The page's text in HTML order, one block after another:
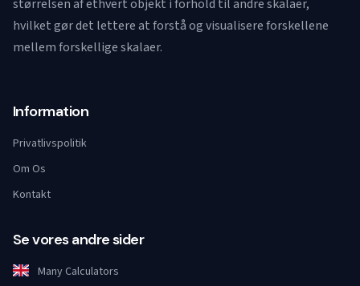
størrelsen af ethvert objekt i forhold til andre skalaer,
hvilket gør det lettere at forstå og visualisere forskellene
mellem forskellige skalaer.
Information
Privatlivspolitik
Om Os
Kontakt
Se vores andre sider
Many Calculators